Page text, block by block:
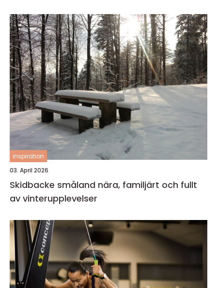
inspiration
03. April 2026
Skidbacke småland nära, familjärt och fullt
av vinterupplevelser